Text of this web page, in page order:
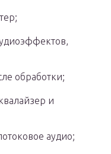
обработки;
и
аудио;